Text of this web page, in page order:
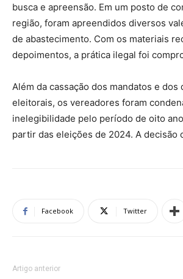
busca e apreensão. Em um posto de
região, foram apreendidos diversos
de abastecimento. Com os materiais
depoimentos, a prática ilegal foi
Além da cassação dos mandatos e dos
eleitorais, os vereadores foram
inelegibilidade pelo período de oito
partir das eleições de 2024. A decisão
Facebook Twitter
Artigo anterior